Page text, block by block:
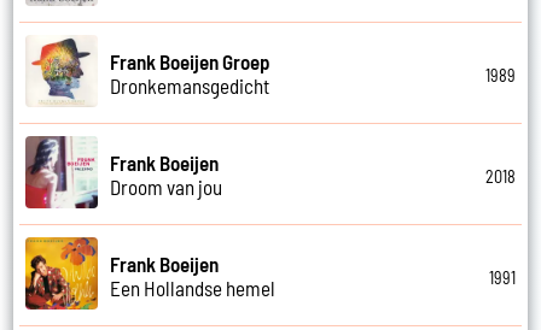
Frank Boeijen Groep
Dronkemansgedicht
1989
Frank Boeijen
Droom van jou
2018
Frank Boeijen
Een Hollandse hemel
1991